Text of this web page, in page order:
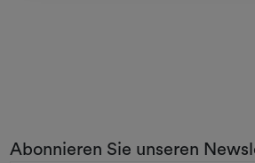
Abonnieren Sie unseren